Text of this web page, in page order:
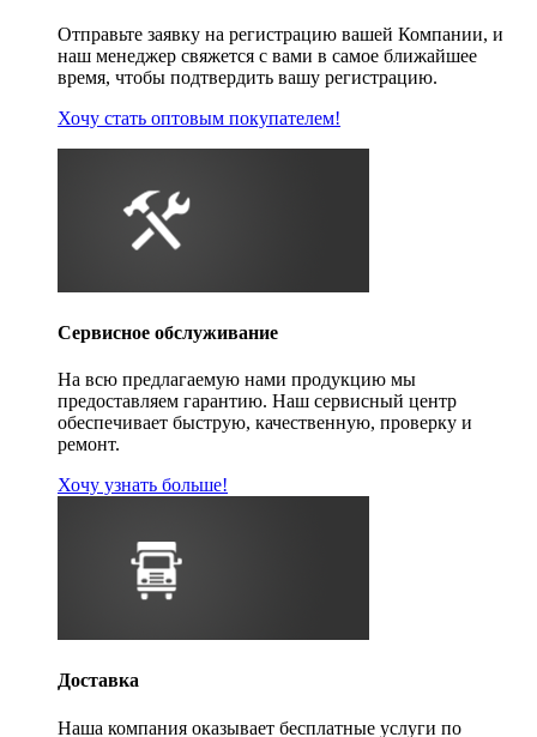
Отправьте заявку на регистрацию вашей Компании, и
наш менеджер свяжется с вами в самое ближайшее
время, чтобы подтвердить вашу регистрацию.
Хочу стать оптовым покупателем!
Сервисное обслуживание
На всю предлагаемую нами продукцию мы
предоставляем гарантию. Наш сервисный центр
обеспечивает быструю, качественную, проверку и
ремонт.
Хочу узнать больше!
Доставка
Наша компания оказывает бесплатные услуги по